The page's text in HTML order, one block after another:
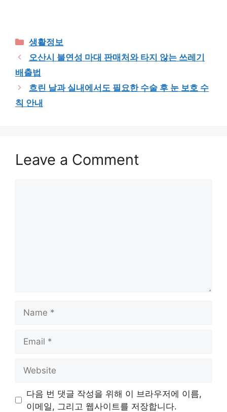
Categories
생활정보
오산시 불연성 마대 판매처와 타지 않는 쓰레기
배출법
흐린 날과 실내에서도 필요한 수술 후 눈 보호 수
칙 안내
Leave a Comment
다음 번 댓글 작성을 위해 이 브라우저에 이름,
이메일, 그리고 웹사이트를 저장합니다.